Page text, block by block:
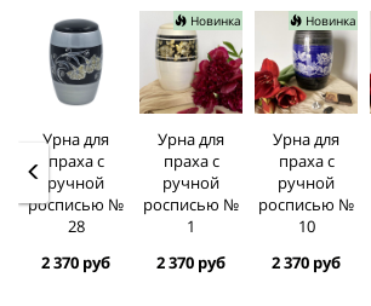
Урна для
праха с
ручной
росписью №
28
2 370 руб
Новинка
Урна для
праха с
ручной
росписью №
1
2 370 руб
Новинка
Урна для
праха с
ручной
росписью №
10
2 370 руб